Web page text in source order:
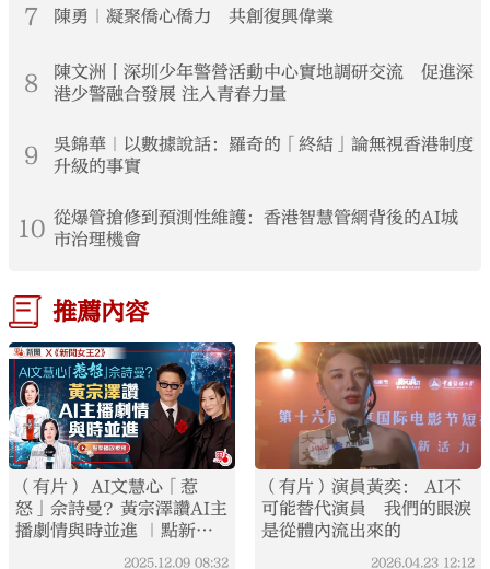
7 陳勇｜凝聚僑心僑力 共創復興偉業
8
陳文洲丨深圳少年警營活動中心實地調研交流 促進深
港少警融合發展 注入青春力量
9
吳錦華｜以數據說話：羅奇的「終結」論無視香港制度
升級的事實
10 從爆管搶修到預測性維護：香港智慧管網背後的AI城
市治理機會
推薦內容
（有片） AI文慧心「惹
怒」佘詩曼？黃宗澤讚AI主
播劇情與時並進 ｜點新聞
X 《新聞女王2》2025.12.09 08:32
（有片）演員黃奕： AI不
可能替代演員 我們的眼淚
是從體內流出來的
2026.04.23 12:12